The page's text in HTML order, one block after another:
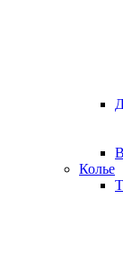
Колье